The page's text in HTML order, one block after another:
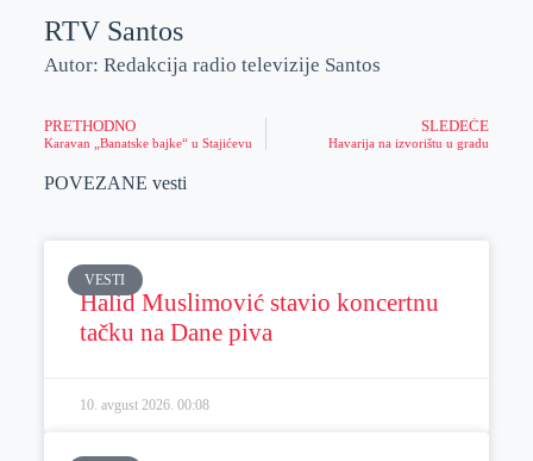
RTV Santos
Autor: Redakcija radio televizije Santos
PRETHODNO
Karavan „Banatske bajke“ u Stajićevu
SLEDEĆE
Havarija na izvorištu u gradu
POVEZANE vesti
VESTI
Halid Muslimović stavio koncertnu
tačku na Dane piva
10. avgust 2026. 00:08